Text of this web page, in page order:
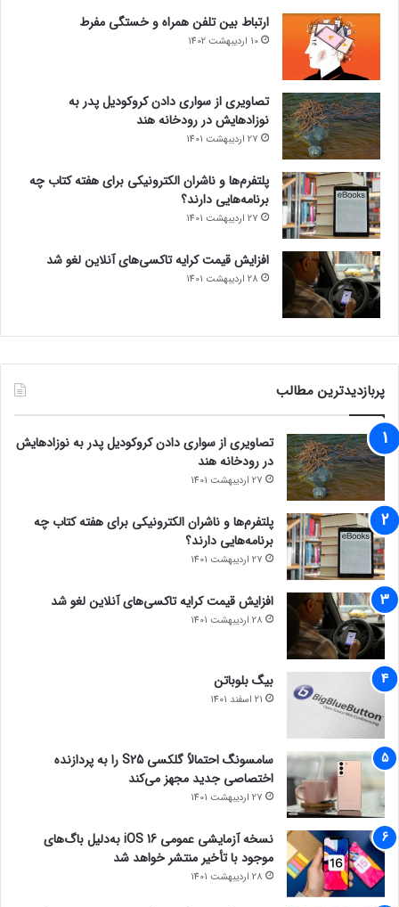
ارتباط بین تلفن همراه و خستگی مفرط
10 اردیبهشت 1402
تصاویری از سواری دادن کروکودیل پدر به
نوزادهایش در رودخانه هند
27 اردیبهشت 1401
پلتفرم‌ها و ناشران الکترونیکی برای هفته کتاب چه
برنامه‌هایی دارند؟
27 اردیبهشت 1401
افزایش قیمت کرایه تاکسی‌های آنلاین لغو شد
28 اردیبهشت 1401
پربازدیدترین مطالب
تصاویری از سواری دادن کروکودیل پدر به نوزادهایش
در رودخانه هند
27 اردیبهشت 1401
پلتفرم‌ها و ناشران الکترونیکی برای هفته کتاب چه
برنامه‌هایی دارند؟
27 اردیبهشت 1401
افزایش قیمت کرایه تاکسی‌های آنلاین لغو شد
28 اردیبهشت 1401
بیگ بلوباتن
21 اسفند 1401
سامسونگ احتمالاً گلکسی S25 را به پردازنده
اختصاصی جدید مجهز می‌کند
27 اردیبهشت 1401
نسخه آزمایشی عمومی iOS 16 به‌دلیل باگ‌های
موجود با تأخیر منتشر خواهد شد
28 اردیبهشت 1401